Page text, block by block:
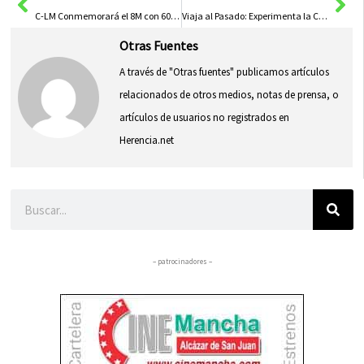
C-LM Conmemorará el 8M con 60 Actividades Culturales en Museos, Bibliotecas y Archivos de la Región Viaja al Pasado: Experimenta la Ciudad de Hace 2,000 Años con Gafas de Realidad Virtual
Otras Fuentes
A través de "Otras fuentes" publicamos artículos
relacionados de otros medios, notas de prensa, o
artículos de usuarios no registrados en
Herencia.net
– patrocinadores –